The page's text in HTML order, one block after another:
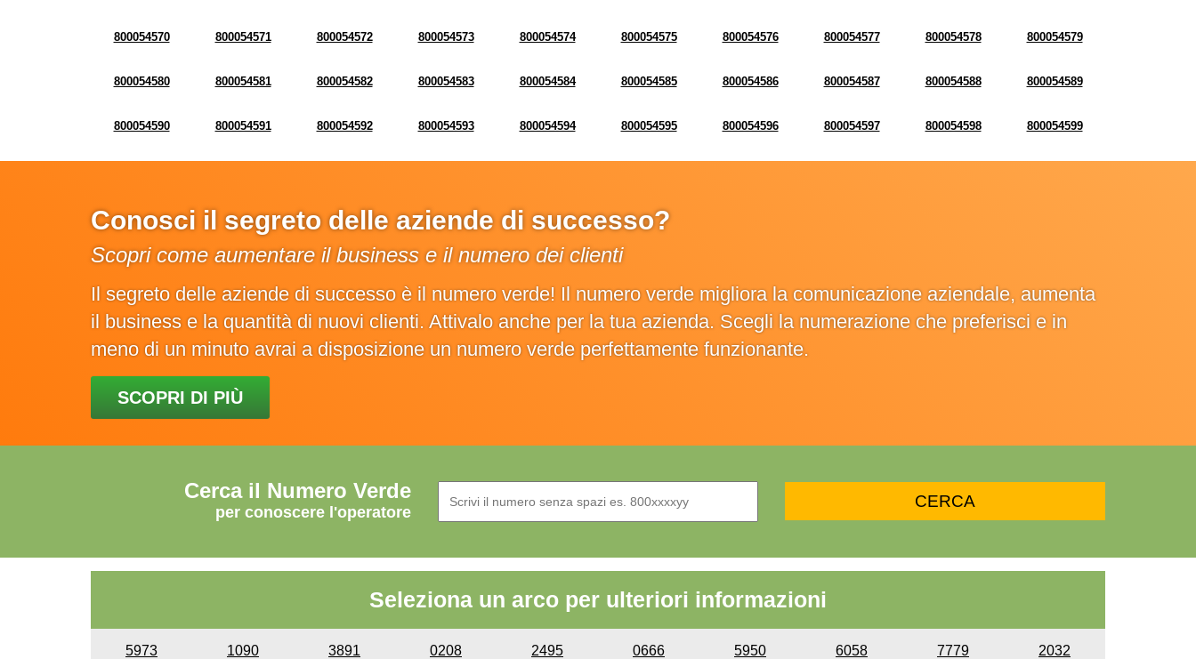
800054570 800054571 800054572 800054573 800054574 800054575 800054576 800054577 800054578 800054579
800054580 800054581 800054582 800054583 800054584 800054585 800054586 800054587 800054588 800054589
800054590 800054591 800054592 800054593 800054594 800054595 800054596 800054597 800054598 800054599
Conosci il segreto delle aziende di successo?
Scopri come aumentare il business e il numero dei clienti
Il segreto delle aziende di successo è il numero verde! Il numero verde migliora la comunicazione aziendale, aumenta
il business e la quantità di nuovi clienti. Attivalo anche per la tua azienda. Scegli la numerazione che preferisci e in
meno di un minuto avrai a disposizione un numero verde perfettamente funzionante.
SCOPRI DI PIÙ
Cerca il Numero Verde
per conoscere l'operatore
Seleziona un arco per ulteriori informazioni
5973 1090 3891 0208 2495 0666 5950 6058 7779 2032